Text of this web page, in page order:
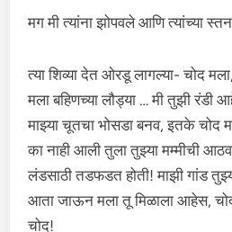
मग मी त्यांना झोपवले आणि त्यांच्या
त्या शिव्या देत ओरडू लागल्या- चोद
मला बहिणच्या लौड्या … मी तुझी रंडी
माझ्या चूतचा भोसडा बनव, इतके चोद
का नाही आली तुला तुझ्या मम्मीची
लंडसाठी तडफडत होती! माझी गांड
आता जाऊन मला तू मिळाला आहेस,
चोद!